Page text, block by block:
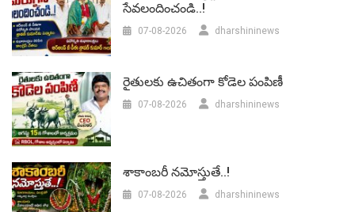
సేవలందించండి..!
07-08-2026 dharshininews
రైతులకు ఉచితంగా కోడెల పంపిణీ
07-08-2026 dharshininews
శాకాంబరీ నమోస్తుతే..!
07-08-2026 dharshininews